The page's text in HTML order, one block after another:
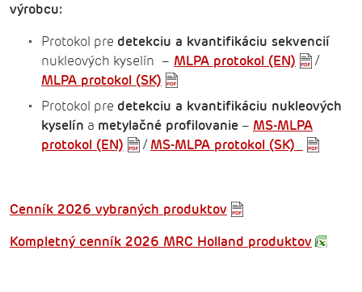
výrobcu:
Protokol pre detekciu a kvantifikáciu sekvencií
nukleových kyselín – MLPA protokol (EN)
/
MLPA protokol (SK)
Protokol pre detekciu a kvantifikáciu nukleových
kyselín a metylačné profilovanie – MS-MLPA
protokol (EN)
/MS-MLPA protokol (SK)
Cenník 2026 vybraných produktov
Kompletný cenník 2026 MRC Holland produktov